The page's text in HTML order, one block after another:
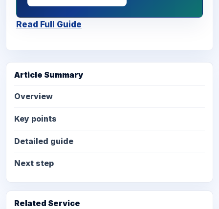
Read Full Guide
Article Summary
Overview
Key points
Detailed guide
Next step
Related Service